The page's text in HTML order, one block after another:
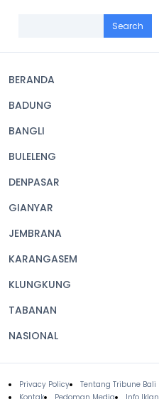
navigation
BERANDA
BADUNG
BANGLI
BULELENG
DENPASAR
GIANYAR
JEMBRANA
KARANGASEM
KLUNGKUNG
TABANAN
NASIONAL
Privacy Policy
Tentang Tribune Bali